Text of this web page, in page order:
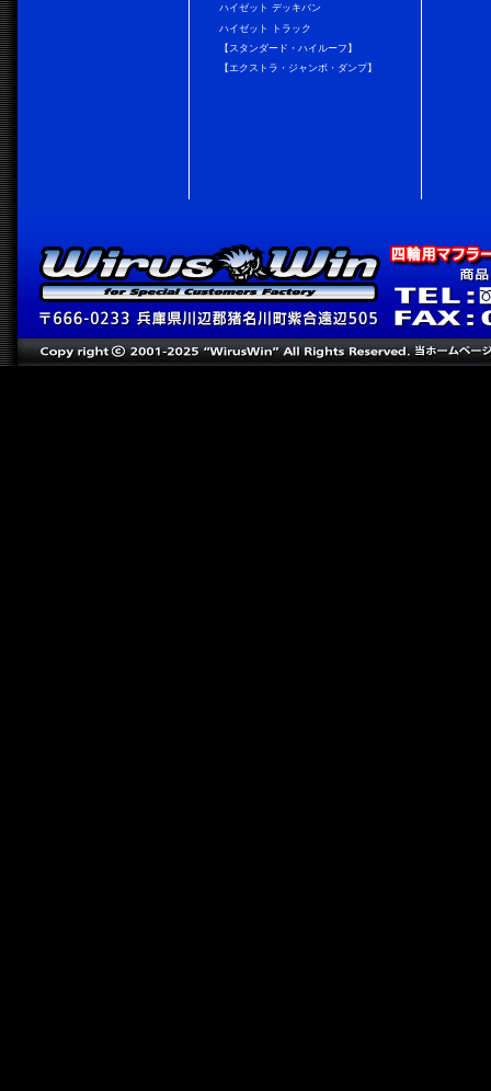
ハイゼット デッキバン
ハイゼット トラック
【スタンダード・ハイルーフ】
【エクストラ・ジャンボ・ダンプ】